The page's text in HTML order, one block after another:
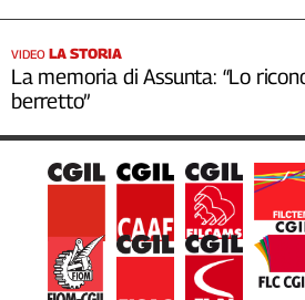
VIDEO LA STORIA
La memoria di Assunta: “Lo
berretto”